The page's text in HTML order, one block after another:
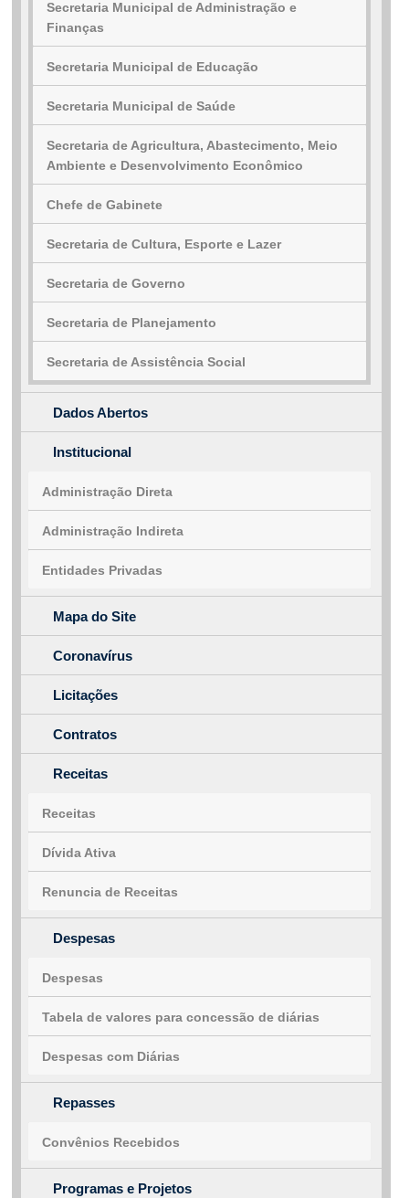
Secretaria Municipal de Administração e
Finanças
Secretaria Municipal de Educação
Secretaria Municipal de Saúde
Secretaria de Agricultura, Abastecimento, Meio
Ambiente e Desenvolvimento Econômico
Chefe de Gabinete
Secretaria de Cultura, Esporte e Lazer
Secretaria de Governo
Secretaria de Planejamento
Secretaria de Assistência Social
Dados Abertos
Institucional
Administração Direta
Administração Indireta
Entidades Privadas
Mapa do Site
Coronavírus
Licitações
Contratos
Receitas
Receitas
Dívida Ativa
Renuncia de Receitas
Despesas
Despesas
Tabela de valores para concessão de diárias
Despesas com Diárias
Repasses
Convênios Recebidos
Programas e Projetos